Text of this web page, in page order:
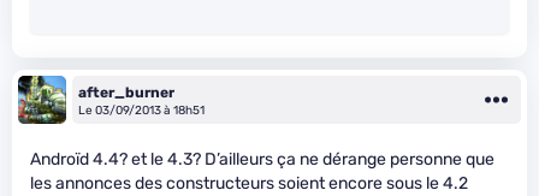
after_burner
Le 03/09/2013 à 18h51
Androïd 4.4? et le 4.3? D’ailleurs ça ne dérange personne que
les annonces des constructeurs soient encore sous le 4.2